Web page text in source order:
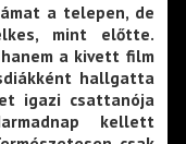
a telepen, de
mint előtte.
a kivett film
hallgatta
igazi csattanója
kellett